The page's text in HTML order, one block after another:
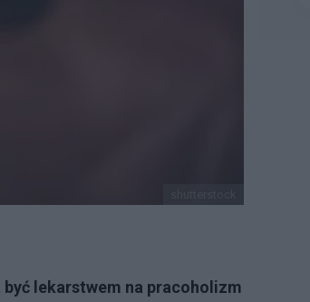
lekarstwem na pracoholizm